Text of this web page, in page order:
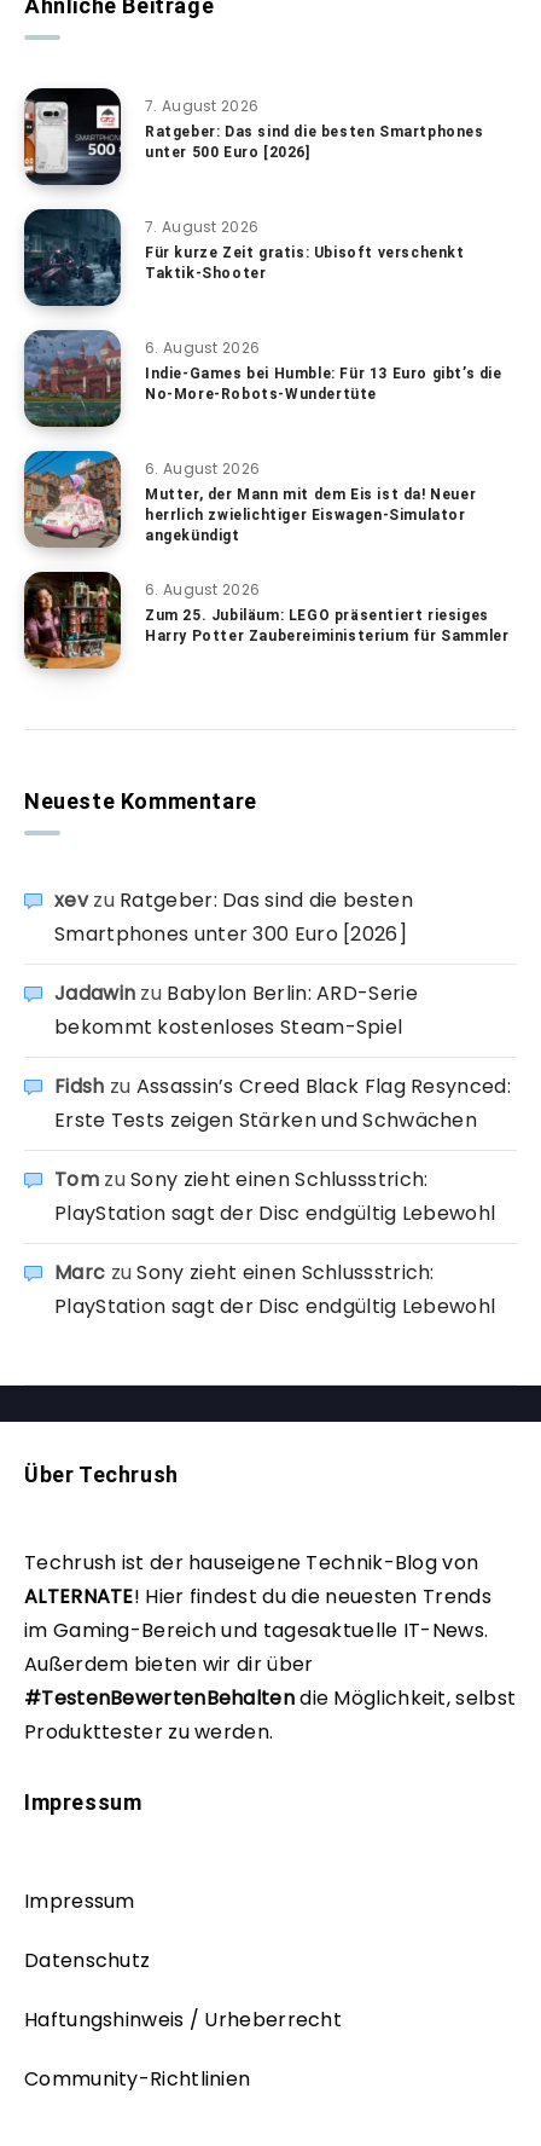
Ähnliche Beiträge
7. August 2026
Ratgeber: Das sind die besten Smartphones
unter 500 Euro [2026]
7. August 2026
Für kurze Zeit gratis: Ubisoft verschenkt
Taktik-Shooter
6. August 2026
Indie-Games bei Humble: Für 13 Euro gibt’s die
No-More-Robots-Wundertüte
6. August 2026
Mutter, der Mann mit dem Eis ist da! Neuer
herrlich zwielichtiger Eiswagen-Simulator
angekündigt
6. August 2026
Zum 25. Jubiläum: LEGO präsentiert riesiges
Harry Potter Zaubereiministerium für Sammler
Neueste Kommentare
xevzu Ratgeber: Das sind die besten
Smartphones unter 300 Euro [2026]
Jadawin zu Babylon Berlin: ARD-Serie
bekommt kostenloses Steam-Spiel
Fidsh zu Assassin’s Creed Black Flag Resynced:
Erste Tests zeigen Stärken und Schwächen
TomzuSony zieht einen Schlussstrich:
PlayStation sagt der Disc endgültig Lebewohl
Marc zuSony zieht einen Schlussstrich:
PlayStation sagt der Disc endgültig Lebewohl
Über Techrush
Techrush ist der hauseigene Technik-Blog von
ALTERNATE! Hier findest du die neuesten Trends
im Gaming-Bereich und tagesaktuelle IT-News.
Außerdem bieten wir dir über
#TestenBewertenBehaltendie Möglichkeit, selbst
Produkttester zu werden.
Impressum
Impressum
Datenschutz
Haftungshinweis / Urheberrecht
Community-Richtlinien